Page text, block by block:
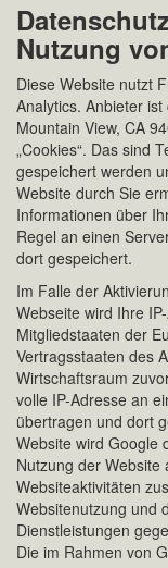
Nutzung
Diese Website nutzt
Analytics. Anbieter
Mountain View, CA
„Cookies“. Das sind
gespeichert werden
Website durch Sie
Informationen über
Regel an einen
dort gespeichert.
Im Falle der
Webseite wird Ihre
Mitgliedstaaten der
Vertragsstaaten des
Wirtschaftsraum
volle IP-Adresse an
übertragen und dort
Website wird Google
Nutzung der
Websiteaktivitäten
Websitenutzung und
Dienstleistungen
Die im Rahmen von